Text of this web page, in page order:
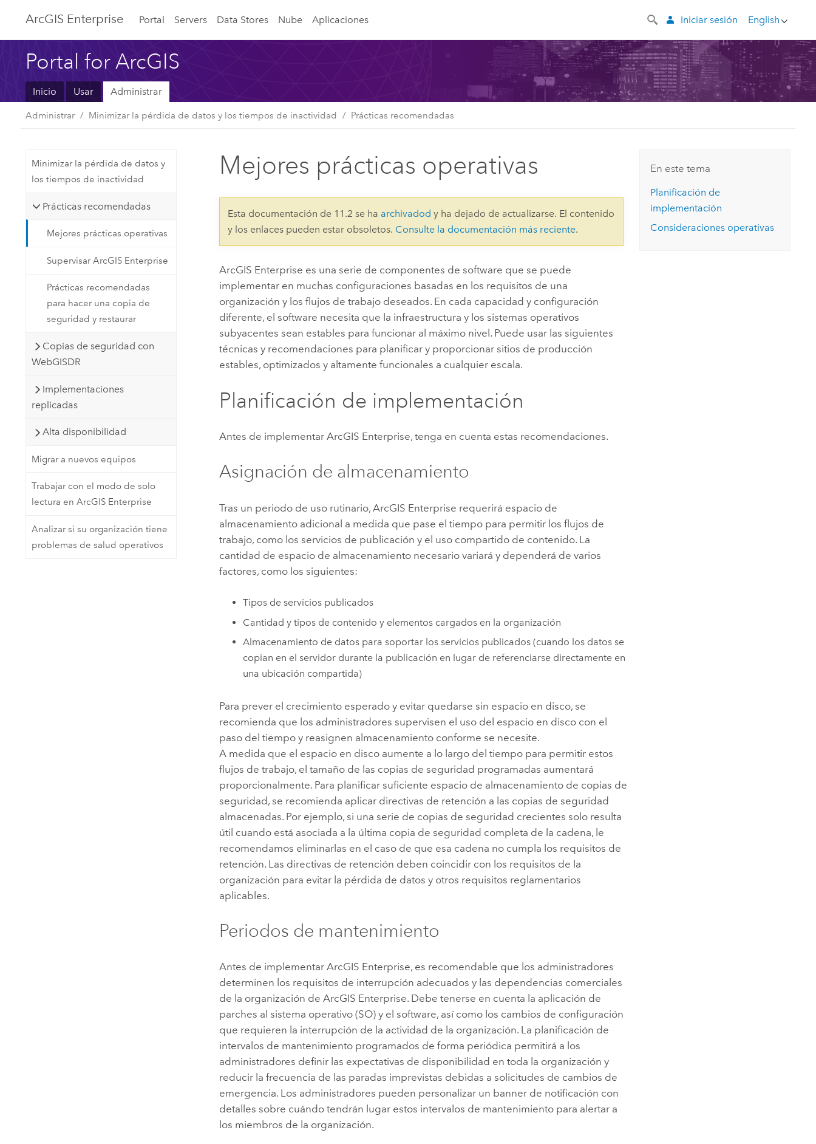
ArcGIS Enterprise Portal Servers Data Stores Nube Aplicaciones English
Iniciar sesión
Portal for ArcGIS
Inicio Usar Administrar
Administrar Minimizar la pérdida de datos y los tiempos de inactividad Prácticas recomendadas
Minimizar la pérdida de datos y
los tiempos de inactividad
Prácticas recomendadas
Mejores prácticas operativas
Supervisar ArcGIS Enterprise
Prácticas recomendadas
para hacer una copia de
seguridad y restaurar
Copias de seguridad con
WebGISDR
Implementaciones
replicadas
Alta disponibilidad
Migrar a nuevos equipos
Trabajar con el modo de solo
lectura en ArcGIS Enterprise
Analizar si su organización tiene
problemas de salud operativos
Mejores prácticas operativas
Esta documentación de 11.2 se ha archivadod y ha dejado de actualizarse. El contenido
y los enlaces pueden estar obsoletos. Consulte la documentación más reciente.
ArcGIS Enterprise es una serie de componentes de software que se puede
implementar en muchas configuraciones basadas en los requisitos de una
organización y los flujos de trabajo deseados. En cada capacidad y configuración
diferente, el software necesita que la infraestructura y los sistemas operativos
subyacentes sean estables para funcionar al máximo nivel. Puede usar las siguientes
técnicas y recomendaciones para planificar y proporcionar sitios de producción
estables, optimizados y altamente funcionales a cualquier escala.
Planificación de implementación
Antes de implementarArcGIS Enterprise, tenga en cuenta estas recomendaciones.
Asignación de almacenamiento
Tras un periodo de uso rutinario,ArcGIS Enterprise requerirá espacio de
almacenamiento adicional a medida que pase el tiempo para permitir los flujos de
trabajo, como los servicios de publicación y el uso compartido de contenido. La
cantidad de espacio de almacenamiento necesario variará y dependerá de varios
factores, como los siguientes:
Tipos de servicios publicados
Cantidad y tipos de contenido y elementos cargados en la organización
Almacenamiento de datos para soportar los servicios publicados (cuando los datos se
copian en el servidor durante la publicación en lugar de referenciarse directamente en
una ubicación compartida)
Para prever el crecimiento esperado y evitar quedarse sin espacio en disco, se
recomienda que los administradores supervisen el uso del espacio en disco con el
paso del tiempo y reasignen almacenamiento conforme se necesite.
A medida que el espacio en disco aumente a lo largo del tiempo para permitir estos
flujos de trabajo, el tamaño de las copias de seguridad programadas aumentará
proporcionalmente. Para planificar suficiente espacio de almacenamiento de copias de
seguridad, se recomienda aplicar directivas de retención a las copias de seguridad
almacenadas. Por ejemplo, si una serie de copias de seguridad crecientes solo resulta
útil cuando está asociada a la última copia de seguridad completa de la cadena, le
recomendamos eliminarlas en el caso de que esa cadena no cumpla los requisitos de
retención. Las directivas de retención deben coincidir con los requisitos de la
organización para evitar la pérdida de datos y otros requisitos reglamentarios
aplicables.
Periodos de mantenimiento
Antes de implementarArcGIS Enterprise, es recomendable que los administradores
determinen los requisitos de interrupción adecuados y las dependencias comerciales
de la organización deArcGIS Enterprise. Debe tenerse en cuenta la aplicación de
parches al sistema operativo (SO) y el software, así como los cambios de configuración
que requieren la interrupción de la actividad de la organización. La planificación de
intervalos de mantenimiento programados de forma periódica permitirá a los
administradores definir las expectativas de disponibilidad en toda la organización y
reducir la frecuencia de las paradas imprevistas debidas a solicitudes de cambios de
emergencia. Los administradores pueden personalizar un banner de notificación con
detalles sobre cuándo tendrán lugar estos intervalos de mantenimiento para alertar a
los miembros de la organización.
En este tema
Planificación de
implementación
Consideraciones operativas